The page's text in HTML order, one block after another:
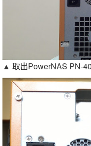
▲ 取出PowerNAS PN-